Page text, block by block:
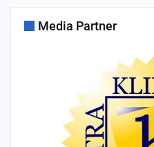
Media Partner